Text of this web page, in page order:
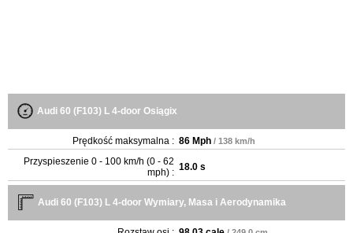
Audi 60 (F103) L 4-door Osiągix
Prędkość maksymalna : 86 Mph / 138 km/h
Przyspieszenie 0 - 100 km/h (0 - 62
mph) : 18.0 s
Audi 60 (F103) L 4-door Wymiary, Masa i Aerodynamika